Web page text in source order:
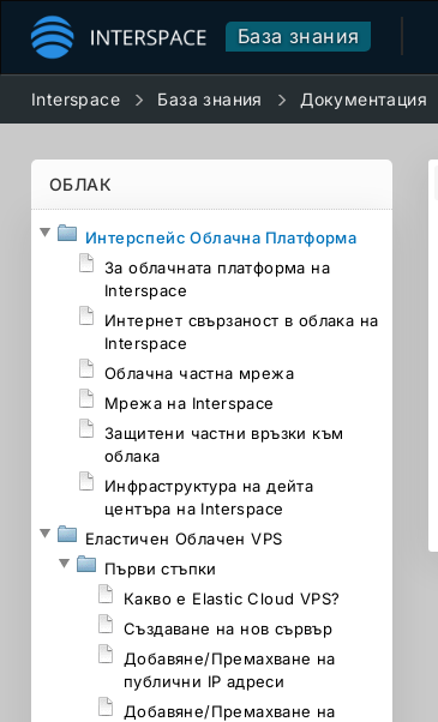
База знания
Interspace База знания Документация
ОБЛАК
Интерспейс Облачна Платформа
За облачната платформа на
Interspace
Интернет свързаност в облака на
Interspace
Облачна частна мрежа
Мрежа на Interspace
Защитени частни връзки към
облака
Инфраструктура на дейта
центъра на Interspace
Еластичен Облачен VPS
Първи стъпки
Какво е Elastic Cloud VPS?
Създаване на нов сървър
Добавяне/Премахване на
публични IP адреси
Добавяне/Премахване на